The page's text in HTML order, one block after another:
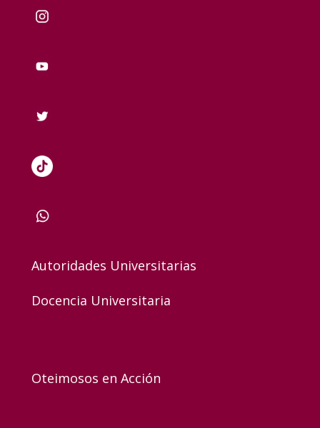
Autoridades Universitarias
Docencia Universitaria
Oteimosos en Acción